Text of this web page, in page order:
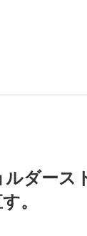
ルダース
。